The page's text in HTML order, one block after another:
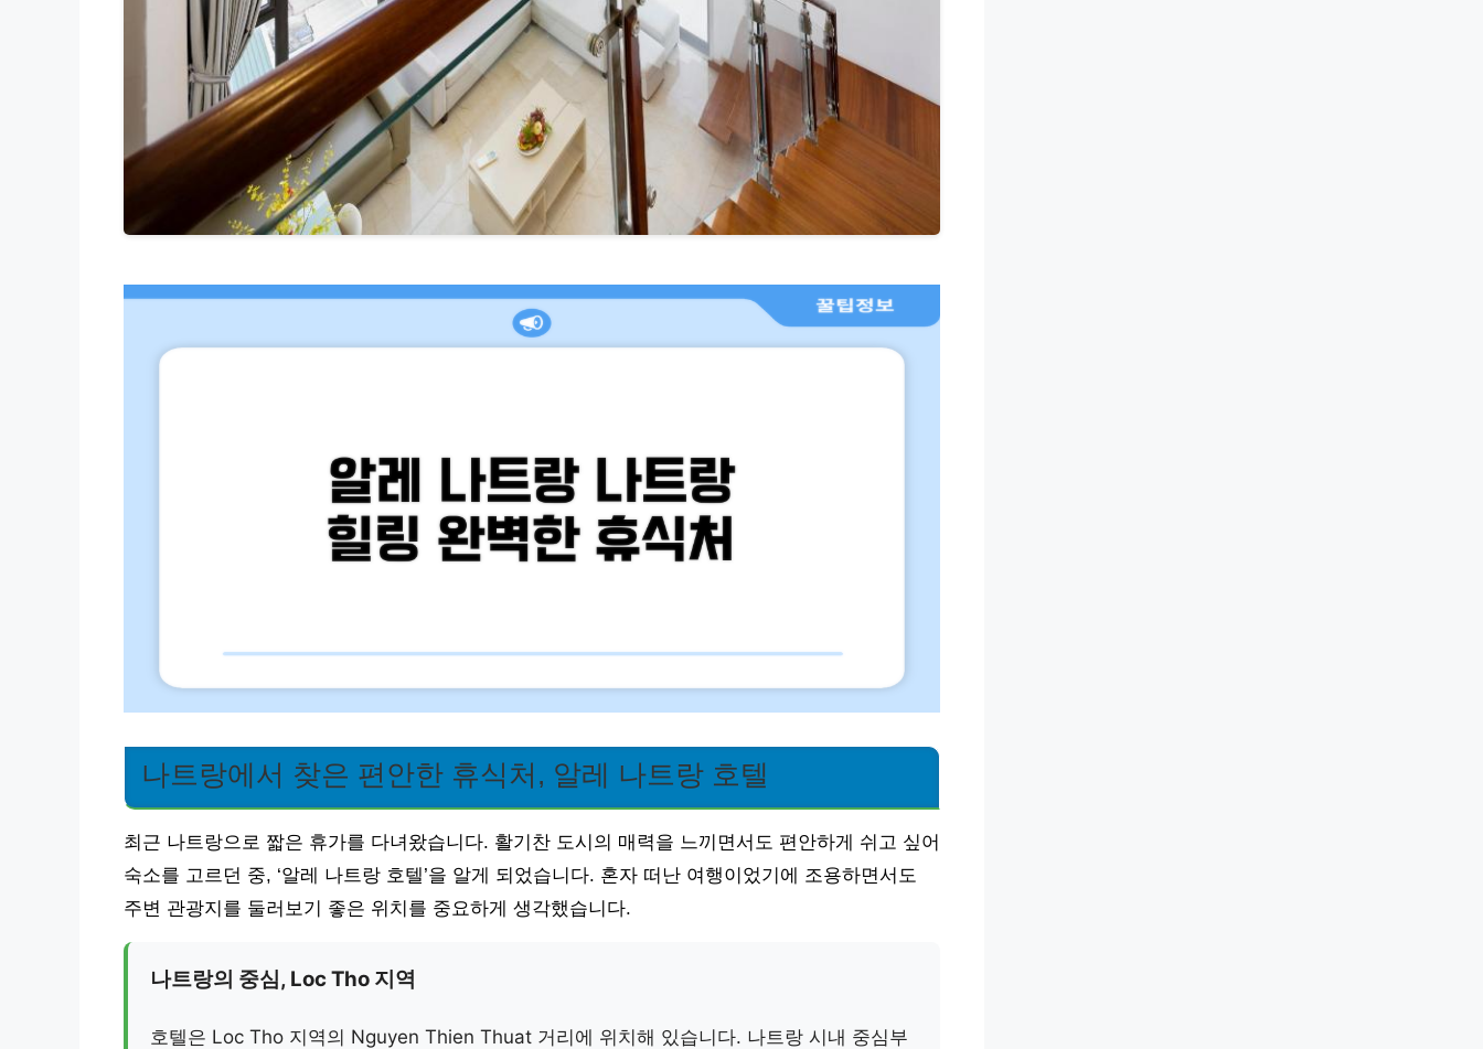
나트랑에서 찾은 편안한 휴식처, 알레 나트랑 호텔
최근 나트랑으로 짧은 휴가를 다녀왔습니다. 활기찬 도시의 매력을 느끼면서도 편안하게 쉬고 싶어
숙소를 고르던 중, ‘알레 나트랑 호텔’을 알게 되었습니다. 혼자 떠난 여행이었기에 조용하면서도
주변 관광지를 둘러보기 좋은 위치를 중요하게 생각했습니다.
나트랑의 중심, Loc Tho 지역
호텔은 Loc Tho 지역의 Nguyen Thien Thuat 거리에 위치해 있습니다. 나트랑 시내 중심부